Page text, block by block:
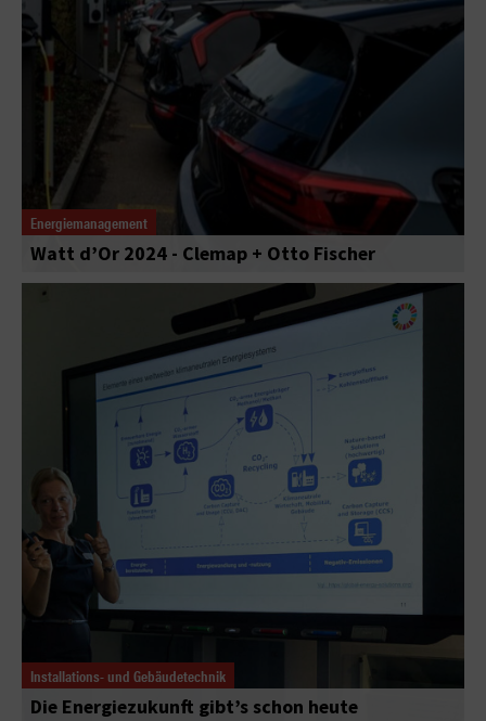
Energiemanagement
Watt d’Or 2024 - Clemap + Otto Fischer
Installations- und Gebäudetechnik
Die Energiezukunft gibt’s schon heute